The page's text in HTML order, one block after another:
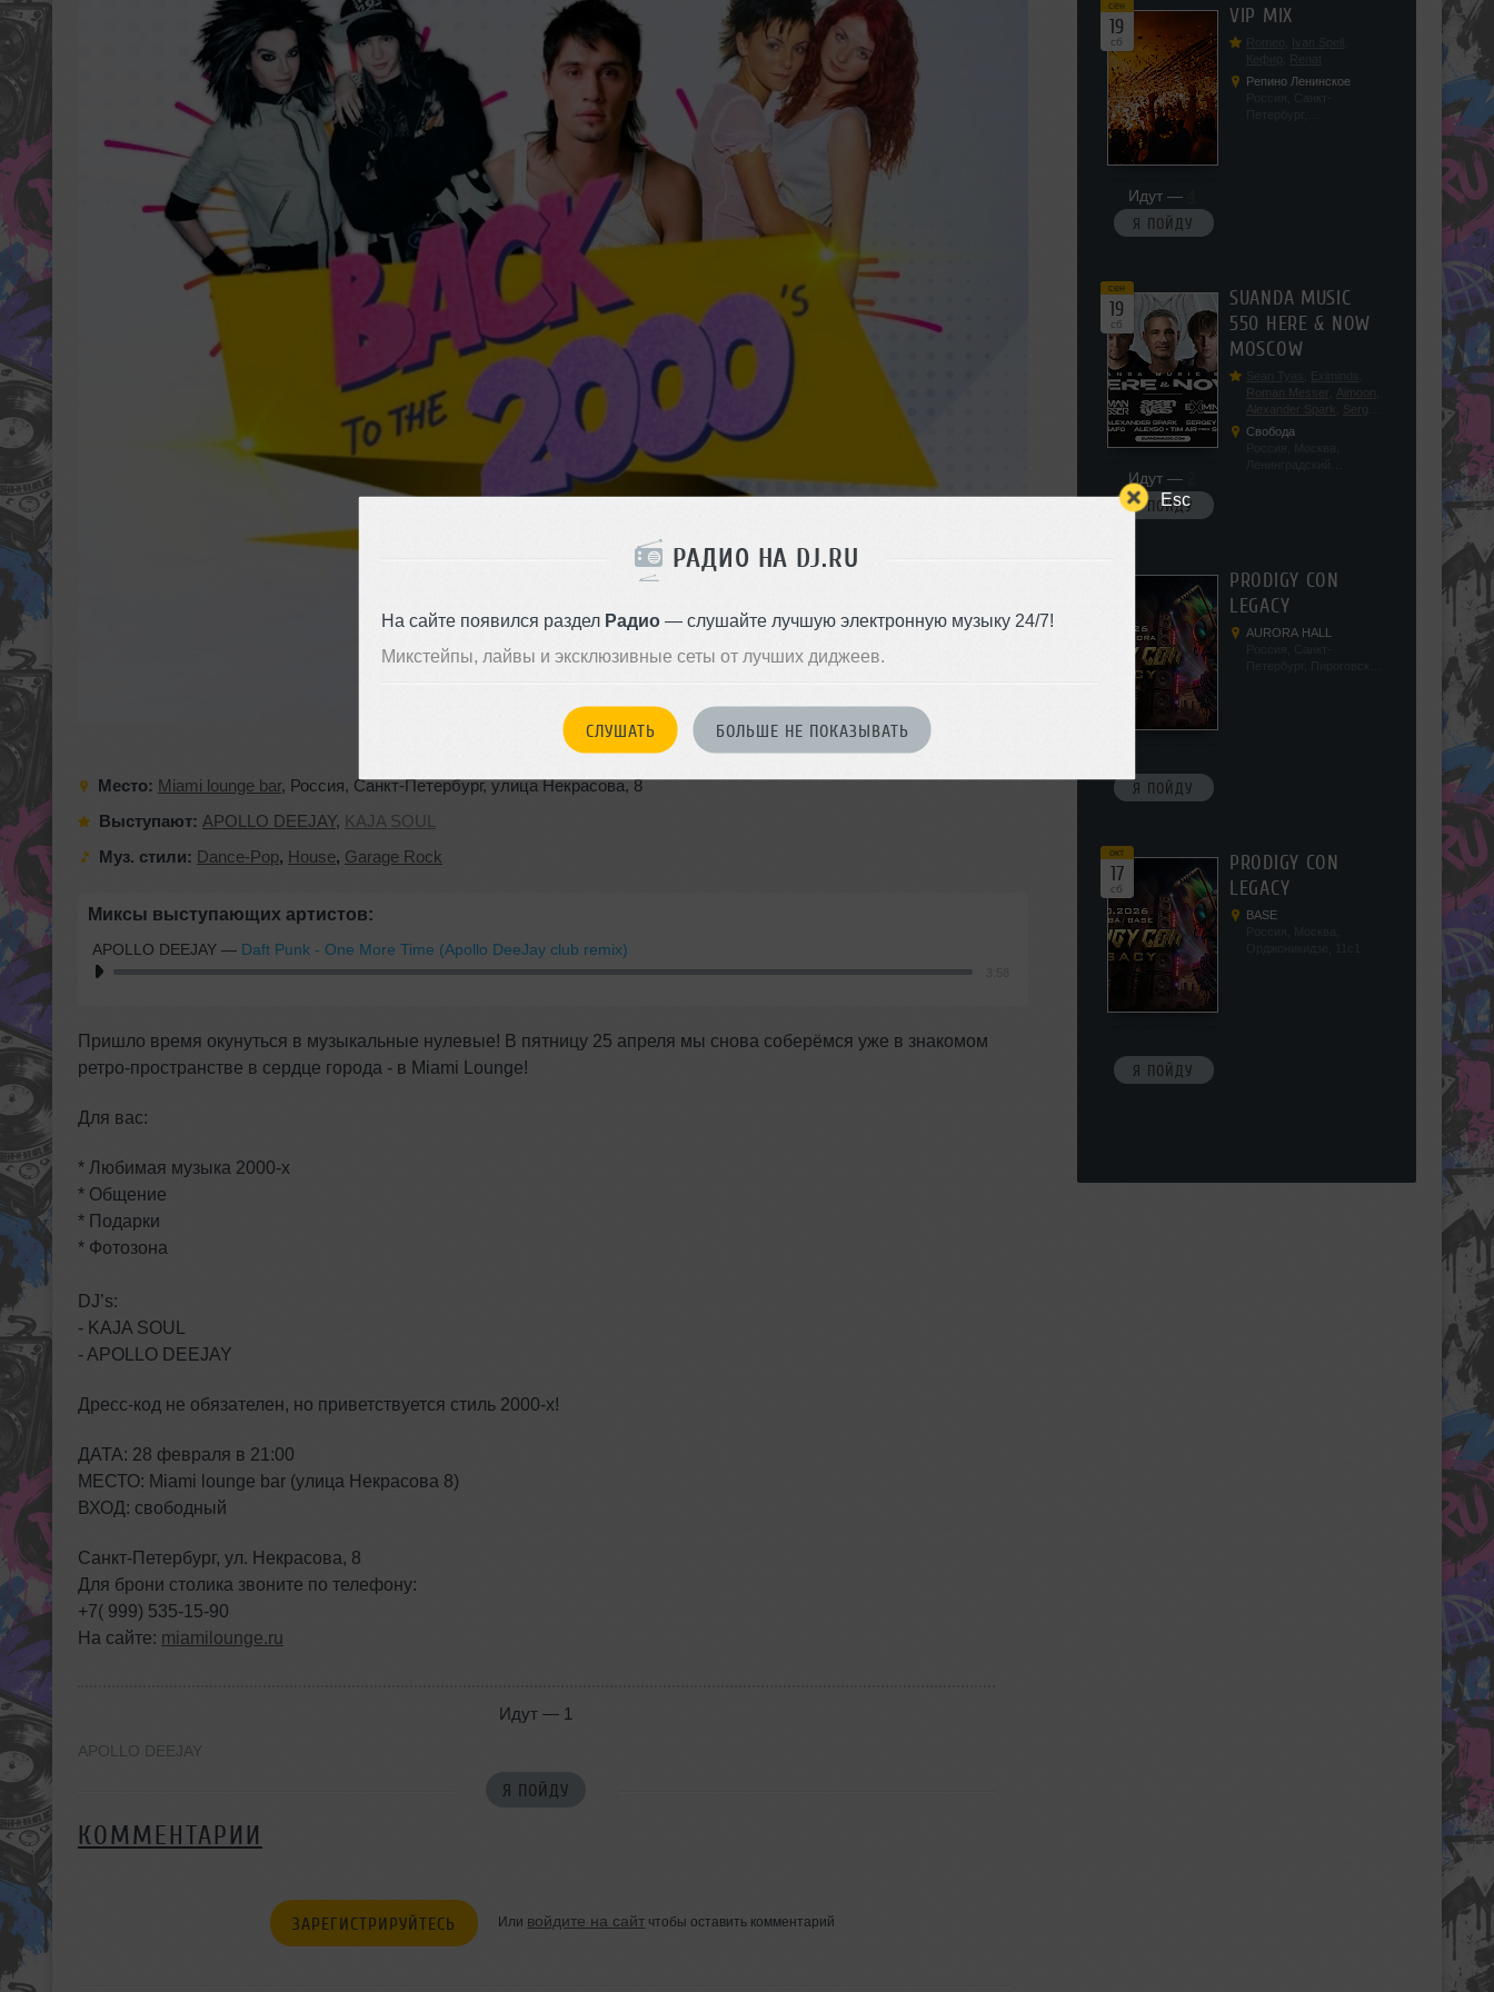
Esc
РАДИО НА DJ.RU
На сайте появился раздел Радио— слушайте лучшую электронную музыку 24/7!
Микстейпы, лайвы и эксклюзивные сеты от лучших диджеев.
СЛУШАТЬ БОЛЬШЕ НЕ ПОКАЗЫВАТЬ
Место: Miami lounge bar, Россия, Санкт-Петербург,улица Некрасова,8
Выступают: APOLLO DEEJAY, KAJA SOUL
Муз. стили: Dance-Pop, House, Garage Rock
Миксы выступающих артистов:
APOLLO DEEJAY — Daft Punk - One More Time (Apollo DeeJay club remix)
Пришло время окунуться в музыкальные нулевые! В пятницу 25 апреля мы снова соберёмся уже в знакомом
ретро-пространстве в сердце города - в Miami Lounge!
Для вас:
* Любимая музыка 2000-х
* Общение
* Подарки
* ⁠Фотозона
DJ’s:
- KAJA SOUL
- APOLLO DEEJAY
Дресс-код не обязателен, но приветствуется стиль 2000-х!
ДАТА: 28 февраля в 21:00
МЕСТО: Miami lounge bar (улица Некрасова 8)
ВХОД: свободный
Санкт-Петербург, ул. Некрасова, 8
Для брони столика звоните по телефону:
+7( 999) 535-15-90
На сайте: miamilounge.ru
Идут — 1
APOLLO DEEJAY
Я ПОЙДУ
КОММЕНТАРИИ
ЗАРЕГИСТРИРУЙТЕСЬ Или войдите на сайт чтобы оставить комментарий
сен
19
сб
Идут —
Я ПОЙДУ
VIP MIX
Репино Ленинское
сен
19
сб
Идут —
Я ПОЙДУ
SUANDA MUSIC
550 HERE & NOW
MOSCOW
Roman Messer
Aimoon
Alexander Spark
Sergey
Salekhov
AlexSo ,
Свобода
Я ПОЙДУ
PRODIGY CON
LEGACY
AURORA HALL
окт
17
сб
Я ПОЙДУ
PRODIGY CON
LEGACY
BASE